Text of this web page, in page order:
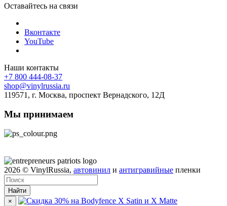
Оставайтесь на связи
Вконтакте
YouTube
Наши контакты
+7 800 444-08-37
shop@vinylrussia.ru
119571, г. Москва, проспект Вернадского, 12Д
Мы принимаем
2026 © VinylRussia, автовинил и антигравийные пленки
Найти
×